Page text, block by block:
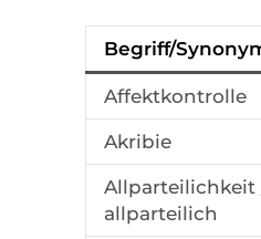
Begriff/
Affektkontrolle
Akribie
Allparteilichkeit
allparteilich